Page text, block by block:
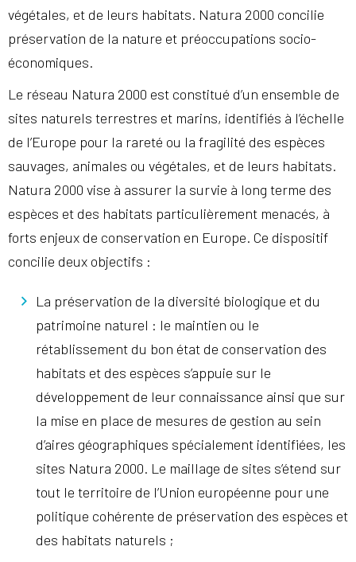
végétales, et de leurs habitats. Natura 2000 concilie
préservation de la nature et préoccupations socio-
économiques.
Le réseau Natura 2000 est constitué d’un ensemble de
sites naturels terrestres et marins, identifiés à l’échelle
de l’Europe pour la rareté ou la fragilité des espèces
sauvages, animales ou végétales, et de leurs habitats.
Natura 2000 vise à assurer la survie à long terme des
espèces et des habitats particulièrement menacés, à
forts enjeux de conservation en Europe. Ce dispositif
concilie deux objectifs :
La préservation de la diversité biologique et du
patrimoine naturel : le maintien ou le
rétablissement du bon état de conservation des
habitats et des espèces s’appuie sur le
développement de leur connaissance ainsi que sur
la mise en place de mesures de gestion au sein
d’aires géographiques spécialement identifiées, les
sites Natura 2000. Le maillage de sites s’étend sur
tout le territoire de l’Union européenne pour une
politique cohérente de préservation des espèces et
des habitats naturels ;